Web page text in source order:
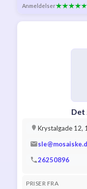
Anmeldelser
Det
Krystalgade 12,
26250896
PRISER FRA